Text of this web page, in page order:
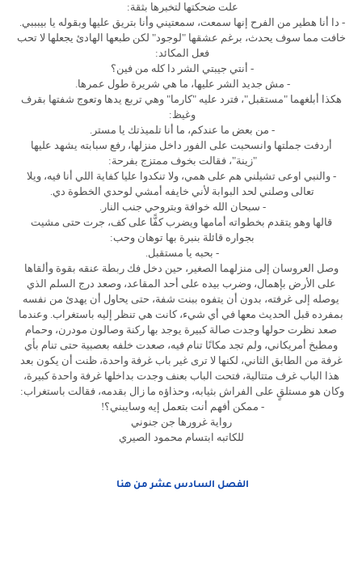
علت ضحكتها لتخبرها بثقة:
- دا أنا هطير من الفرح إنها سمعت، سمعتيني وأنا بتريق عليها وبقوله يا بيبببي.
خافت مما سوف يحدث، برغم عشقها "لوجود" لكن طبعها الهادئ يجعلها لا تحب
فعل المكائد:
- أنتي جيبتي الشر دا كله من فين؟
- مش جديد الشر عليها، ما هي شريرة طول عمرها.
هكذا أبلغهما "مستقبل"، فترد عليه "كارما" وهي تربع يدها وتعوج شفتها بقرف
وغيظ:
- من بعض ما عندكم، ما أنا تلميذتك يا مستر.
أردفت جملتها وانسحبت على الفور داخل منزلها، رفع سبابته يشهد عليها
"زينة"، فقالت بخوف ممتزج بفرحة:
- والنبي اوعى تشيلني هم على همي، ولا تنكدوا عليا كفاية اللي أنا فيه، ويلا
تعالى وصلني لحد البوابة لأني خايفه أمشي لوحدي الخطوة دي.
- سبحان الله خوافة وبتروحي جنب النار.
قالها وهو يتقدم بخطواته أمامها ويضرب كفًّا على كف، جرت حتى مشيت
بجواره قائلة بنبرة بها توهان وحب:
- بحبه يا مستقبل.
وصل العروسان إلى منزلهما الصغير، حين دخل فك ربطة عنقه بقوة وألقاها
على الأرض بإهمال، وضرب بيده على أحد المقاعد، وصعد درج السلم الذي
يوصله إلى غرفته، بدون أن يتفوه ببنت شفة، حتى يحاول أن يهدئ من نفسه
بمفرده قبل الحديث معها في أي شيء، كانت هي تنظر إليه باستغراب. وعندما
صعد نظرت حولها وجدت صالة كبيرة يوجد بها ركنة وصالون مودرن، وحمام
ومطبخ أمريكاني، ولم تجد مكانًا تنام فيه، صعدت خلفه بعصبية حتى تنام بأي
غرفة من الطابق الثاني، لكنها لا ترى غير باب غرفة واحدة، ظنت أن يكون بعد
هذا الباب غرف متتالية، فتحت الباب بعنف وجدت بداخلها غرفة واحدة كبيرة،
وكان هو مستلقٍ على الفراش بثيابه، وحذاؤه ما زال بقدمه، فقالت باستغراب:
- ممكن أفهم أنت بتعمل إيه وسايبني؟!
رواية غرورها جن جنوني
للكاتبه ابتسام محمود الصيري
الفصل السادس عشر من هنا